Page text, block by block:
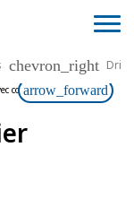
chevron_right
arrow_forward